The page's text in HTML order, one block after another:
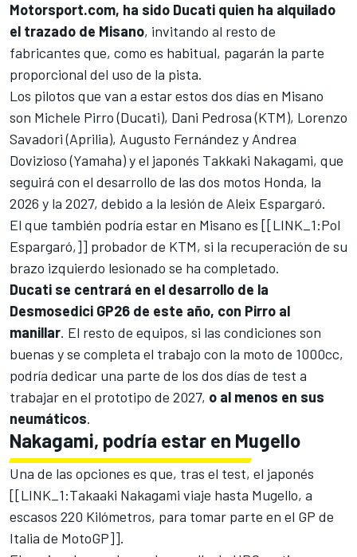
Motorsport.com, ha sido Ducati quien ha alquilado
el trazado de Misano, invitando al resto de
fabricantes que, como es habitual, pagarán la parte
proporcional del uso de la pista.
Los pilotos que van a estar estos dos días en Misano
son Michele Pirro(Ducati), Dani Pedrosa(KTM), Lorenzo
Savadori(Aprilia), Augusto Fernández y Andrea
Dovizioso(Yamaha) y el japonés Takkaki Nakagami, que
seguirá con el desarrollo de las dos motos Honda, la
2026 y la 2027, debido a la lesión de Aleix Espargaró.
El que también podría estar en Misano es [[LINK_1:Pol
Espargaró,]] probador de KTM, si la recuperación de su
brazo izquierdo lesionado se ha completado.
Ducati se centrará en el desarrollo de la
Desmosedici GP26 de este año, con Pirro al
manillar. El resto de equipos, si las condiciones son
buenas y se completa el trabajo con la moto de 1000cc,
podría dedicar una parte de los dos días de test a
trabajar en el prototipo de 2027, o al menos en sus
neumáticos.
Nakagami, podría estar en Mugello
Una de las opciones es que, tras el test, el japonés
[[LINK_1:Takaaki Nakagami viaje hasta Mugello, a
escasos 220 Kilómetros, para tomar parte en el GP de
Italia de MotoGP]].